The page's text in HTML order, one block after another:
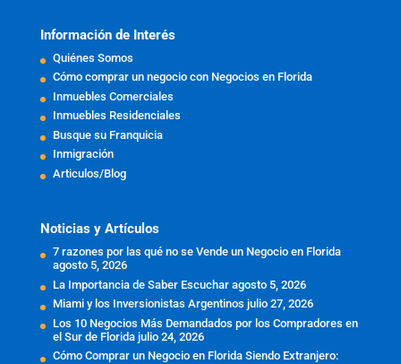
Información de Interés
Quiénes Somos
Cómo comprar un negocio con Negocios en Florida
Inmuebles Comerciales
Inmuebles Residenciales
Busque su Franquicia
Inmigración
Articulos/Blog
Noticias y Artículos
7 razones por las qué no se Vende un Negocio en Florida
agosto 5, 2026
La Importancia de Saber Escuchar agosto 5, 2026
Miami y los Inversionistas Argentinos julio 27, 2026
Los 10 Negocios Más Demandados por los Compradores en
el Sur de Florida julio 24, 2026
Cómo Comprar un Negocio en Florida Siendo Extranjero: